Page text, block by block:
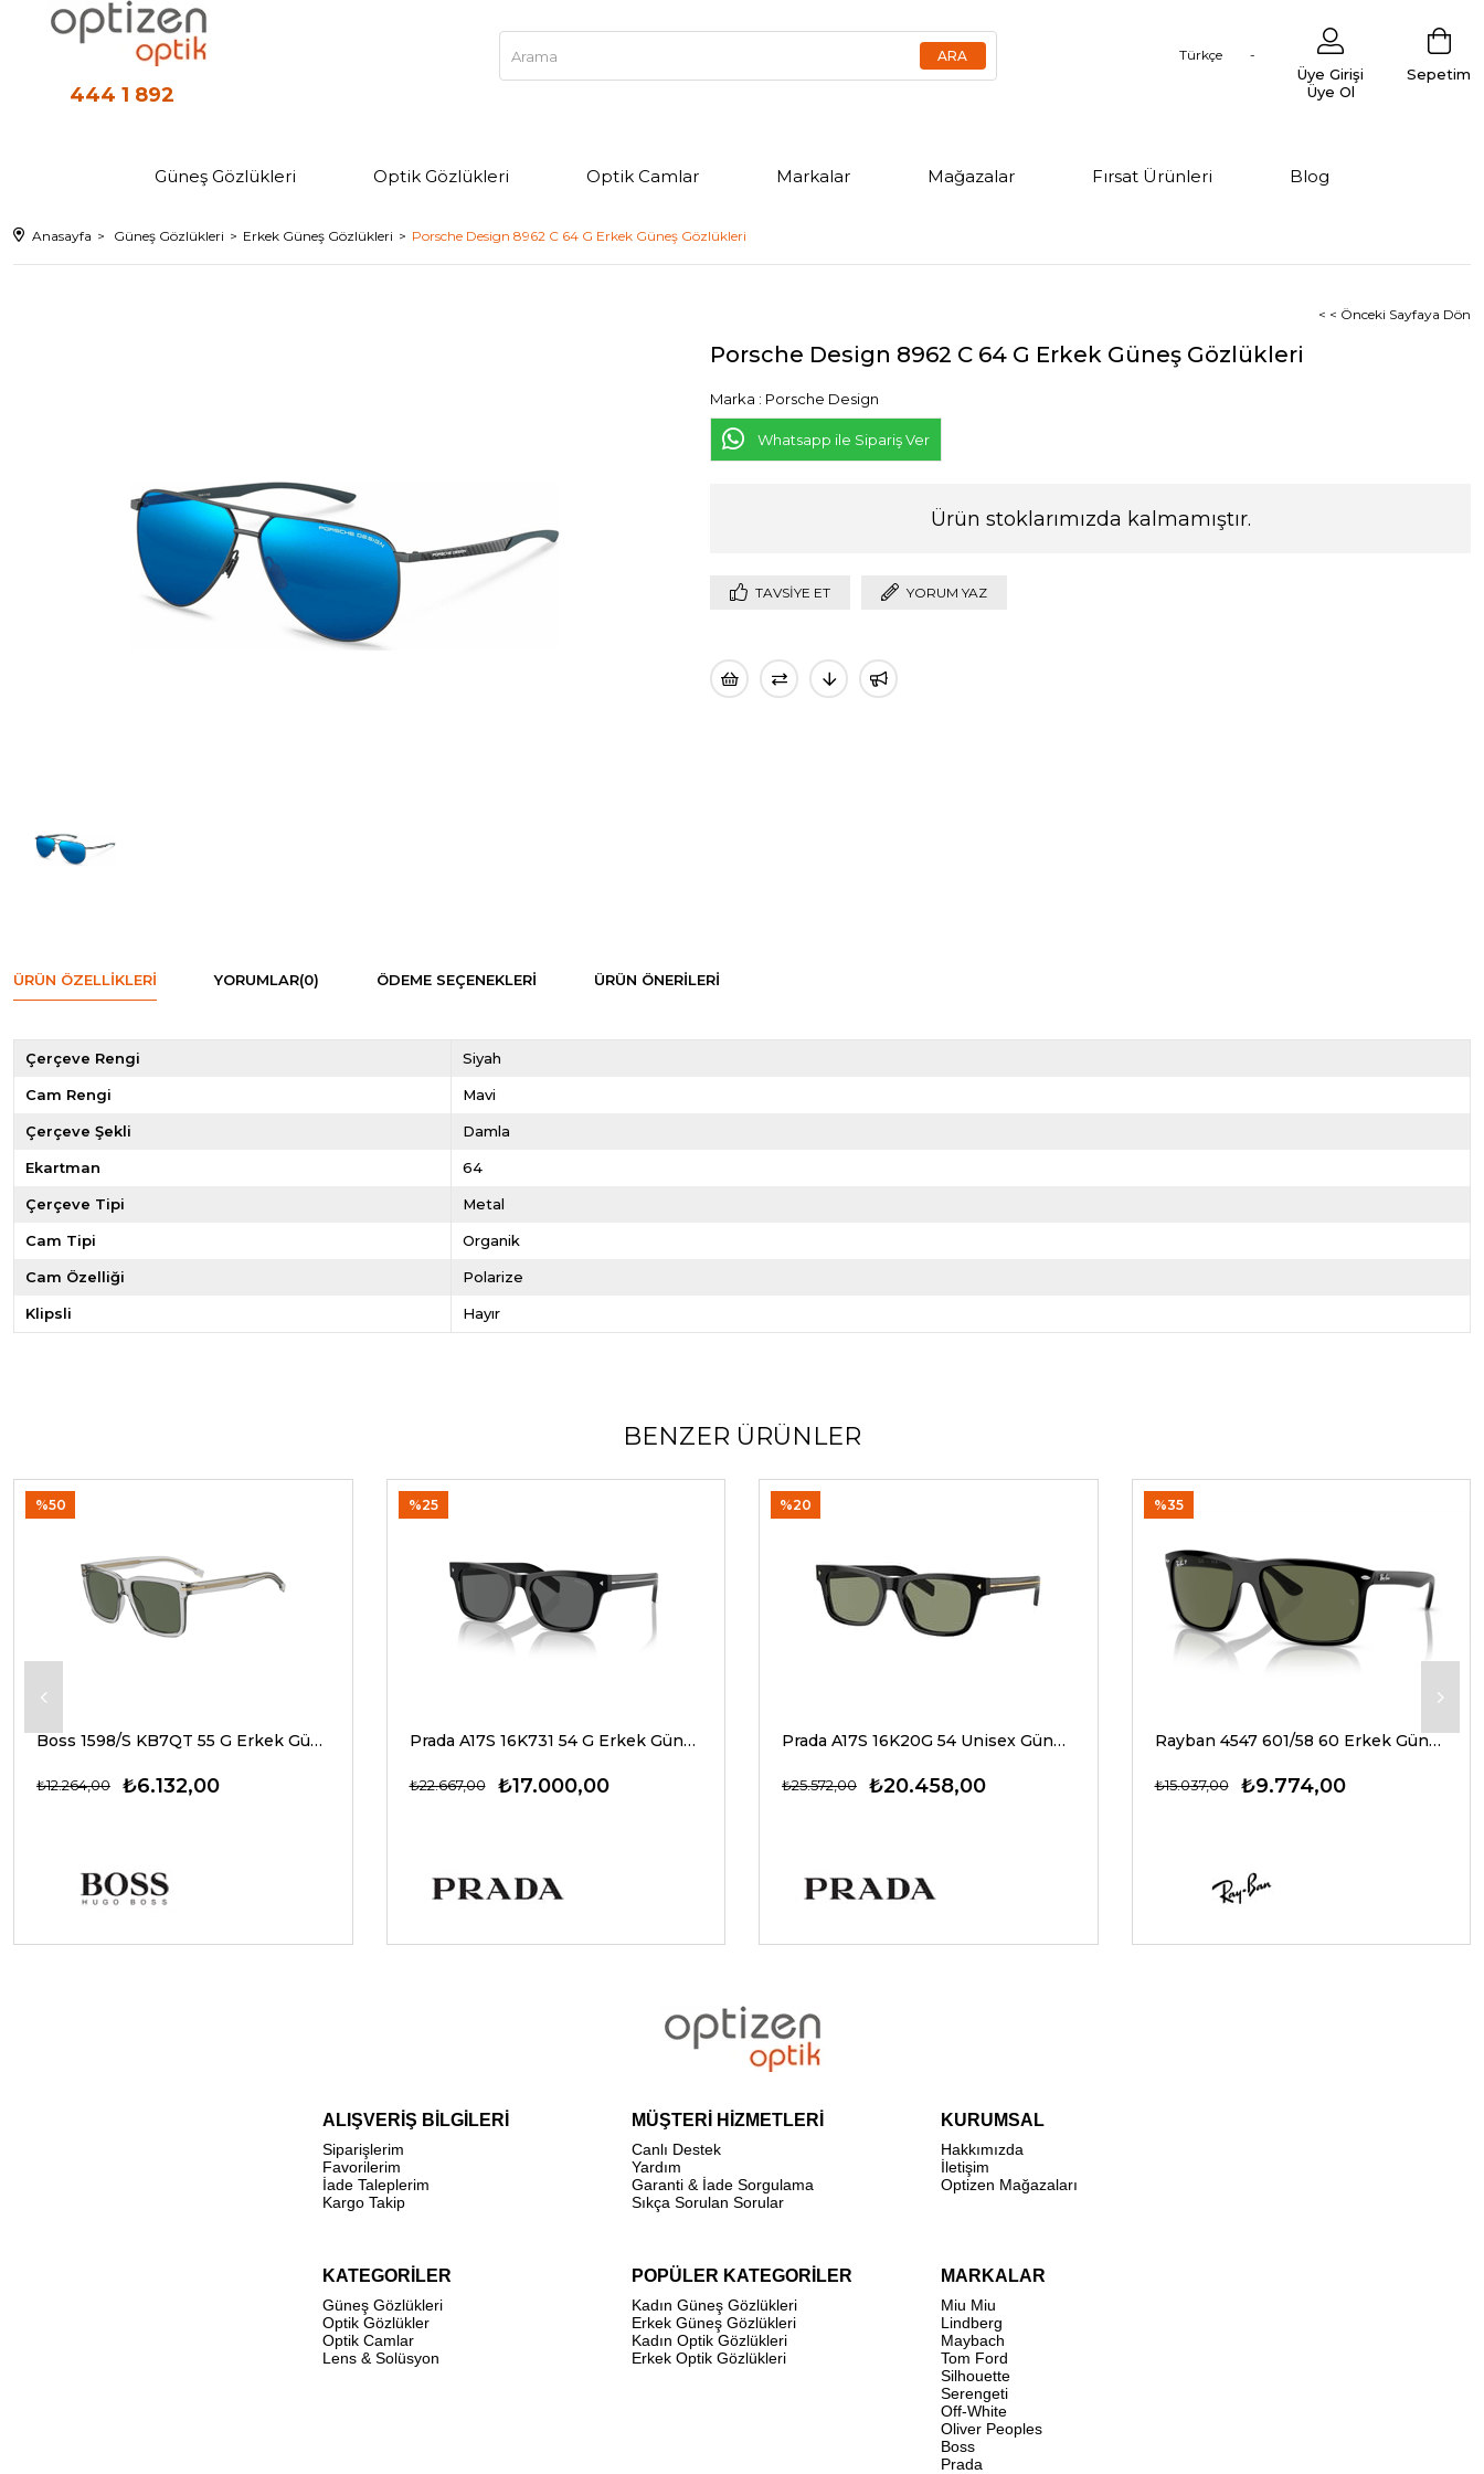
444 1 892
Türkçe
Sepetim
Üye Girişi
Üye Ol
Güneş Gözlükleri Optik Gözlükleri Optik Camlar Markalar Mağazalar Fırsat Ürünleri Blog
Anasayfa Güneş Gözlükleri Erkek Güneş Gözlükleri Porsche Design 8962 C 64 G Erkek Güneş Gözlükleri
< < Önceki Sayfaya Dön
Porsche Design 8962 C 64 G Erkek Güneş Gözlükleri
Marka : Porsche Design
Whatsapp ile Sipariş Ver
Ürün stoklarımızda kalmamıştır.
TAVSIYE ET YORUM YAZ
ÜRÜN ÖZELLIKLERI YORUMLAR(0) ÖDEME SEÇENEKLERI ÜRÜN ÖNERILERI
Çerçeve Rengi Siyah
Cam Rengi Mavi
Çerçeve Şekli Damla
Ekartman 64
Çerçeve Tipi Metal
Cam Tipi Organik
Cam Özelliği Polarize
Klipsli Hayır
BENZER ÜRÜNLER
Boss 1598/S KB7QT 55 G Erkek Güneş Gözlükleri
₺6.132,00
₺12.264,00
%50
Prada A17S 16K731 54 G Erkek Güneş Gözlükleri
₺17.000,00
₺22.667,00
%25
Prada A17S 16K20G 54 Unisex Güneş Gözlükleri
₺20.458,00
₺25.572,00
%20
Rayban 4547 601/58 60 Erkek Güneş Gözlükleri
₺9.774,00
₺15.037,00
%35
ALIŞVERİŞ BİLGİLERİ
Siparişlerim
Favorilerim
İade Taleplerim
Kargo Takip
MÜŞTERİ HİZMETLERİ
Canlı Destek
Yardım
Garanti & İade Sorgulama
Sıkça Sorulan Sorular
KURUMSAL
Hakkımızda
İletişim
Optizen Mağazaları
KATEGORİLER
Güneş Gözlükleri
Optik Gözlükler
Optik Camlar
Lens & Solüsyon
POPÜLER KATEGORİLER
Kadın Güneş Gözlükleri
Erkek Güneş Gözlükleri
Kadın Optik Gözlükleri
Erkek Optik Gözlükleri
MARKALAR
Miu Miu
Lindberg
Maybach
Tom Ford
Silhouette
Serengeti
Off-White
Oliver Peoples
Boss
Prada